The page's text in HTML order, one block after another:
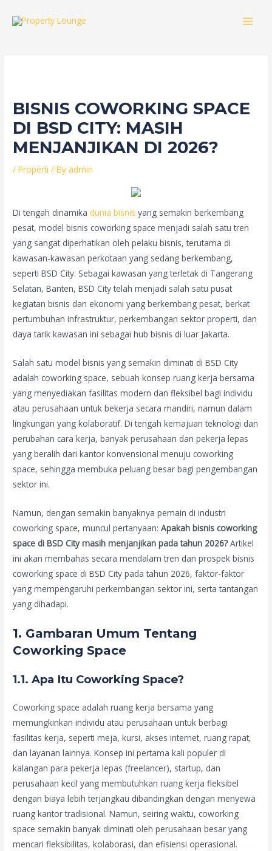
BISNIS COWORKING SPACE
DI BSD CITY: MASIH
MENJANJIKAN DI 2026?
/Properti / By admin
Di tengah dinamika dunia bisnis yang semakin berkembang
pesat, model bisnis coworking space menjadi salah satu tren
yang sangat diperhatikan oleh pelaku bisnis, terutama di
kawasan-kawasan perkotaan yang sedang berkembang,
seperti BSD City. Sebagai kawasan yang terletak di Tangerang
Selatan, Banten, BSD City telah menjadi salah satu pusat
kegiatan bisnis dan ekonomi yang berkembang pesat, berkat
pertumbuhan infrastruktur, perkembangan sektor properti, dan
daya tarik kawasan ini sebagai hub bisnis di luar Jakarta.
Salah satu model bisnis yang semakin diminati di BSD City
adalah coworking space, sebuah konsep ruang kerja bersama
yang menyediakan fasilitas modern dan fleksibel bagi individu
atau perusahaan untuk bekerja secara mandiri, namun dalam
lingkungan yang kolaboratif. Di tengah kemajuan teknologi dan
perubahan cara kerja, banyak perusahaan dan pekerja lepas
yang beralih dari kantor konvensional menuju coworking
space, sehingga membuka peluang besar bagi pengembangan
sektor ini.
Namun, dengan semakin banyaknya pemain di industri
coworking space, muncul pertanyaan:Apakah bisnis coworking
space di BSD City masih menjanjikan pada tahun 2026?Artikel
ini akan membahas secara mendalam tren dan prospek bisnis
coworking space di BSD City pada tahun 2026, faktor-faktor
yang mempengaruhi perkembangan sektor ini, serta tantangan
yang dihadapi.
1. Gambaran Umum Tentang
Coworking Space
1.1. Apa Itu Coworking Space?
Coworking space adalah ruang kerja bersama yang
memungkinkan individu atau perusahaan untuk berbagi
fasilitas kerja, seperti meja, kursi, akses internet, ruang rapat,
dan layanan lainnya. Konsep ini pertama kali populer di
kalangan para pekerja lepas (freelancer), startup, dan
perusahaan kecil yang membutuhkan ruang kerja fleksibel
dengan biaya lebih terjangkau dibandingkan dengan menyewa
ruang kantor tradisional. Namun, seiring waktu, coworking
space semakin banyak diminati oleh perusahaan besar yang
mencari fleksibilitas, kolaborasi, dan efisiensi operasional.